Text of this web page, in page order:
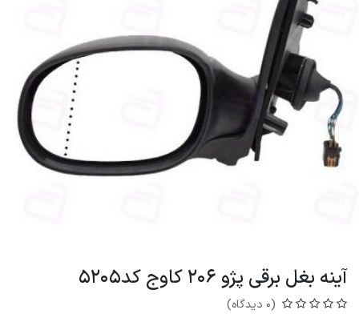
آینه بغل برقی پژو 206 کاوج کد5205
(0 دیدگاه)